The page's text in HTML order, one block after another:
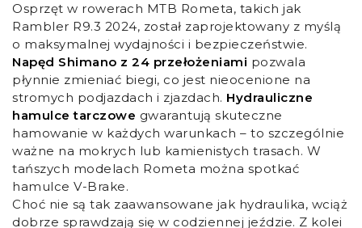
Osprzęt w rowerach MTB Rometa, takich jak
Rambler R9.3 2024, został zaprojektowany z myślą
o maksymalnej wydajności i bezpieczeństwie.
Napęd Shimano z 24 przełożeniami pozwala
płynnie zmieniać biegi, co jest nieocenione na
stromych podjazdach i zjazdach. Hydrauliczne
hamulce tarczowe gwarantują skuteczne
hamowanie w każdych warunkach – to szczególnie
ważne na mokrych lub kamienistych trasach. W
tańszych modelach Rometa można spotkać
hamulce V-Brake.
Choć nie są tak zaawansowane jak hydraulika, wciąż
dobrze sprawdzają się w codziennej jeździe. Z kolei